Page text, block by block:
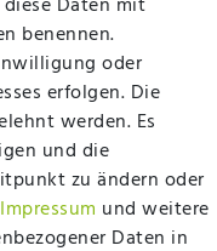
benennen.
oder
erfolgen. Die
werden. Es
und die
zu ändern oder
Impressum und weitere
Daten in
Plenty Lions